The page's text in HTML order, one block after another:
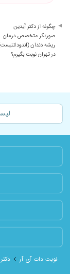
چگونه از دکتر آیدین
صورتگر متخصص درمان
ریشه دندان
در تهران نوبت بگیرم؟
نوبت دات آی آر